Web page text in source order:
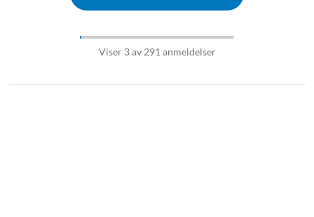
Viser 3 av 291 anmeldelser